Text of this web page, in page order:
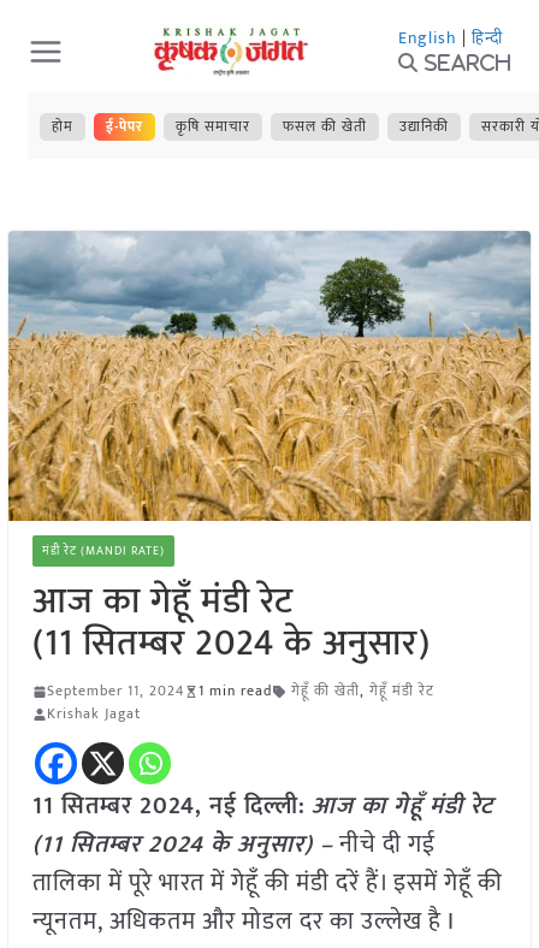
Skip
to
content
English | हिन्दी
Search
होम ई-पेपर कृषि समाचार फसल की खेती उद्यानिकी सरकारी
मंडी रेट (MANDI RATE)
आज का गेहूँ मंडी रेट
(11 सितम्बर 2024 के अनुसार)
September 11, 2024 1 min read गेहूँ की खेती, गेहूँ मंडी रेट
Krishak Jagat
11 सितम्बर 2024, नई दिल्ली: आज का गेहूँ मंडी रेट
(11 सितम्बर 2024 के अनुसार) –नीचे दी गई
तालिका में पूरे भारत में गेहूँ की मंडी दरें हैं। इसमें गेहूँ की
न्यूनतम, अधिकतम और मोडल दर का उल्लेख है I